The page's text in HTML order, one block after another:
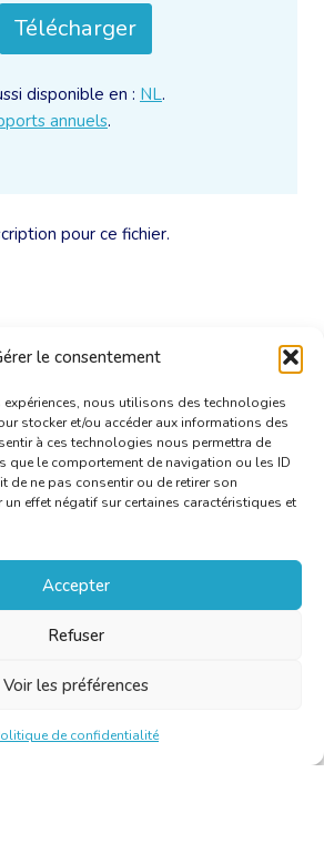
le consentement
nous utilisons des technologies
stocker et/ou accéder aux informations des
à ces technologies nous permettra de
que le comportement de navigation ou les ID
de ne pas consentir ou de retirer son
effet négatif sur certaines caractéristiques et
Accepter
Refuser
Voir les préférences
de confidentialité
pour ce fichier.
Télécharger
disponible en : NL.
annuels.